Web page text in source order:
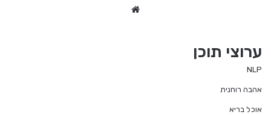
ערוצי תוכן
NLP
אהבה רוחנית
אוכל בריא